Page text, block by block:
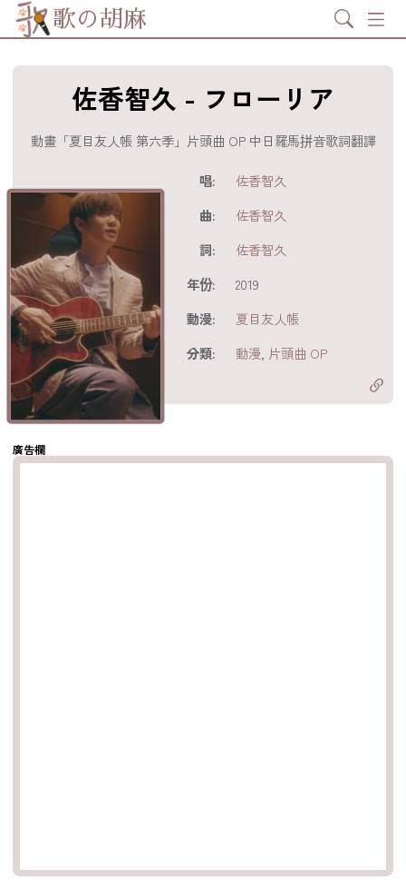
歌の胡麻 Search
佐香智久 - フローリア
動畫「夏目友人帳 第六季」片頭曲 OP 中日羅馬拼音歌詞翻譯
唱:
佐香智久
曲:
佐香智久
詞:
佐香智久
年份:
2019
動漫:
夏目友人帳
分類:
動漫 片頭曲 OP
分享至
享至 X
分享至
製鏈結
廣告欄